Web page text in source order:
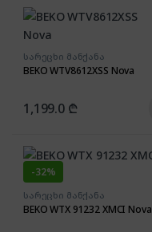
სარეცხი მანქანა
BEKO WTV8612XSS Nova
1,199.0 ₾
-32%
სარეცხი მანქანა
BEKO WTX 91232 XMCI Nova